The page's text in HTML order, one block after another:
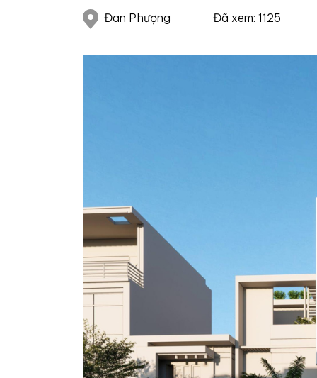
Đan Phượng Đã xem: 1125